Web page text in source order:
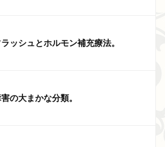
ッシュとホルモン補充療法。
の大まかな分類。